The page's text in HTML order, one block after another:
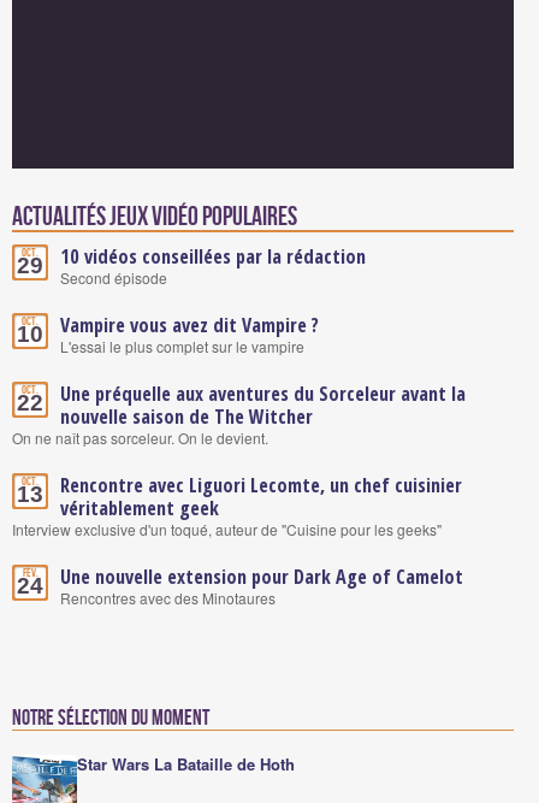
Actualités Jeux vidéo populaires
Oct.
29 10 vidéos conseillées par la rédaction
Second épisode
Oct.
10 Vampire vous avez dit Vampire ?
L'essai le plus complet sur le vampire
Oct.
22
Une préquelle aux aventures du Sorceleur avant la
nouvelle saison de The Witcher
On ne naît pas sorceleur. On le devient.
Oct.
13
Rencontre avec Liguori Lecomte, un chef cuisinier
véritablement geek
Interview exclusive d'un toqué, auteur de "Cuisine pour les geeks"
Fév.
24 Une nouvelle extension pour Dark Age of Camelot
Rencontres avec des Minotaures
Notre sélection du moment
Star Wars La Bataille de Hoth